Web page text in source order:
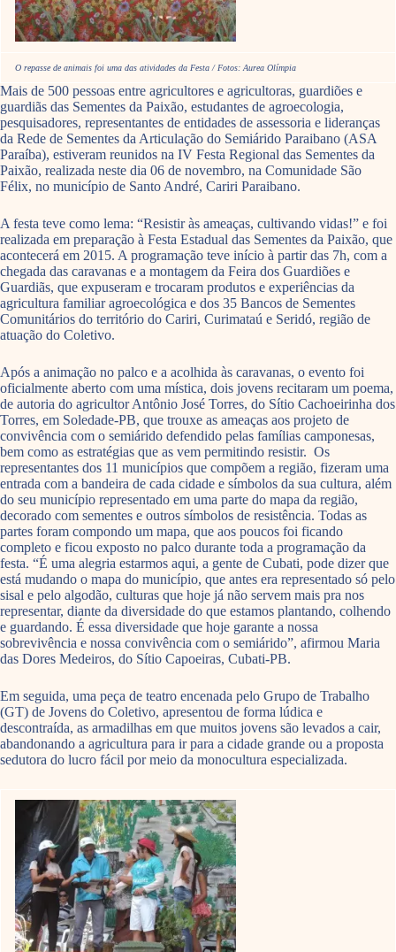
O repasse de animais foi uma das atividades da Festa / Fotos: Aurea Olímpia
Mais de 500 pessoas entre agricultores e agricultoras, guardiões e
guardiãs das Sementes da Paixão, estudantes de agroecologia,
pesquisadores, representantes de entidades de assessoria e lideranças
da Rede de Sementes da Articulação do Semiárido Paraibano (ASA
Paraíba), estiveram reunidos na IV Festa Regional das Sementes da
Paixão, realizada neste dia 06 de novembro, na Comunidade São
Félix, no município de Santo André, Cariri Paraibano.
A festa teve como lema: “Resistir às ameaças, cultivando vidas!” e foi
realizada em preparação à Festa Estadual das Sementes da Paixão, que
acontecerá em 2015. A programação teve início à partir das 7h, com a
chegada das caravanas e a montagem da Feira dos Guardiões e
Guardiãs, que expuseram e trocaram produtos e experiências da
agricultura familiar agroecológica e dos 35 Bancos de Sementes
Comunitários do território do Cariri, Curimataú e Seridó, região de
atuação do Coletivo.
Após a animação no palco e a acolhida às caravanas, o evento foi
oficialmente aberto com uma mística, dois jovens recitaram um poema,
de autoria do agricultor Antônio José Torres, do Sítio Cachoeirinha dos
Torres, em Soledade-PB, que trouxe as ameaças aos projeto de
convivência com o semiárido defendido pelas famílias camponesas,
bem como as estratégias que as vem permitindo resistir. Os
representantes dos 11 municípios que compõem a região, fizeram uma
entrada com a bandeira de cada cidade e símbolos da sua cultura, além
do seu município representado em uma parte do mapa da região,
decorado com sementes e outros símbolos de resistência. Todas as
partes foram compondo um mapa, que aos poucos foi ficando
completo e ficou exposto no palco durante toda a programação da
festa. “É uma alegria estarmos aqui, a gente de Cubati, pode dizer que
está mudando o mapa do município, que antes era representado só pelo
sisal e pelo algodão, culturas que hoje já não servem mais pra nos
representar, diante da diversidade do que estamos plantando, colhendo
e guardando. É essa diversidade que hoje garante a nossa
sobrevivência e nossa convivência com o semiárido”, afirmou Maria
das Dores Medeiros, do Sítio Capoeiras, Cubati-PB.
Em seguida, uma peça de teatro encenada pelo Grupo de Trabalho
(GT) de Jovens do Coletivo, apresentou de forma lúdica e
descontraída, as armadilhas em que muitos jovens são levados a cair,
abandonando a agricultura para ir para a cidade grande ou a proposta
sedutora do lucro fácil por meio da monocultura especializada.